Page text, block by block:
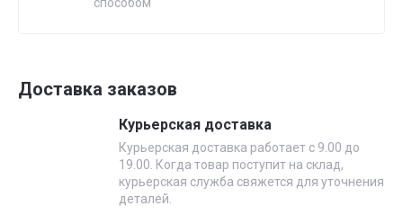
способом
Доставка заказов
Курьерская доставка
Курьерская доставка работает с 9.00 до
19.00. Когда товар поступит на склад,
курьерская служба свяжется для уточнения
деталей.